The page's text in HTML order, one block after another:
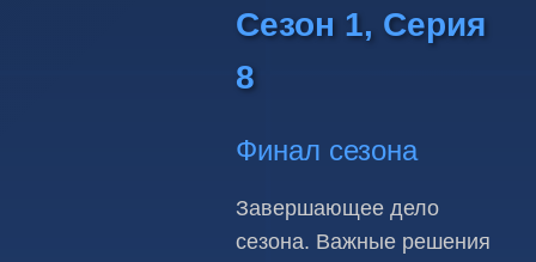
Сезон 1, Серия
8
Финал сезона
Завершающее дело
сезона. Важные решения